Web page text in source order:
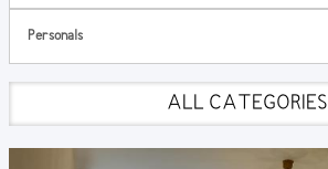
Personals
ALL CATEGORIES